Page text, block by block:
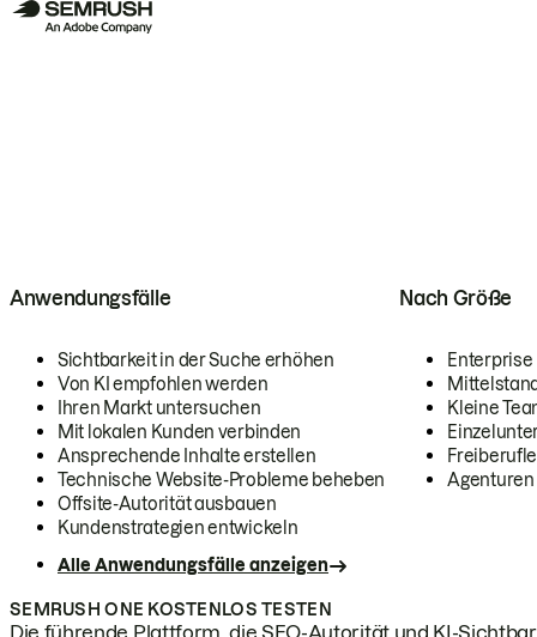
Anwendungsfälle
Sichtbarkeit in der Suche erhöhen
Von KI empfohlen werden
Ihren Markt untersuchen
Mit lokalen Kunden verbinden
Ansprechende Inhalte erstellen
Technische Website-Probleme beheben
Offsite-Autorität ausbauen
Kundenstrategien entwickeln
Alle Anwendungsfälle anzeigen
Nach Größe
Enterprise
Kleine
Agenturen
SEMRUSH ONE KOSTENLOS TESTEN
Die führende Plattform, die SEO-Autorität und KI-